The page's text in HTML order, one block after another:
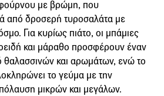
με βρώμη, που
από δροσερή τυροσαλάτα με
Για κυρίως πιάτο, οι μπάμιες
και μάραθο προσφέρουν έναν
θαλασσινών και αρωμάτων, ενώ το
το γεύμα με την
μικρών και μεγάλων.